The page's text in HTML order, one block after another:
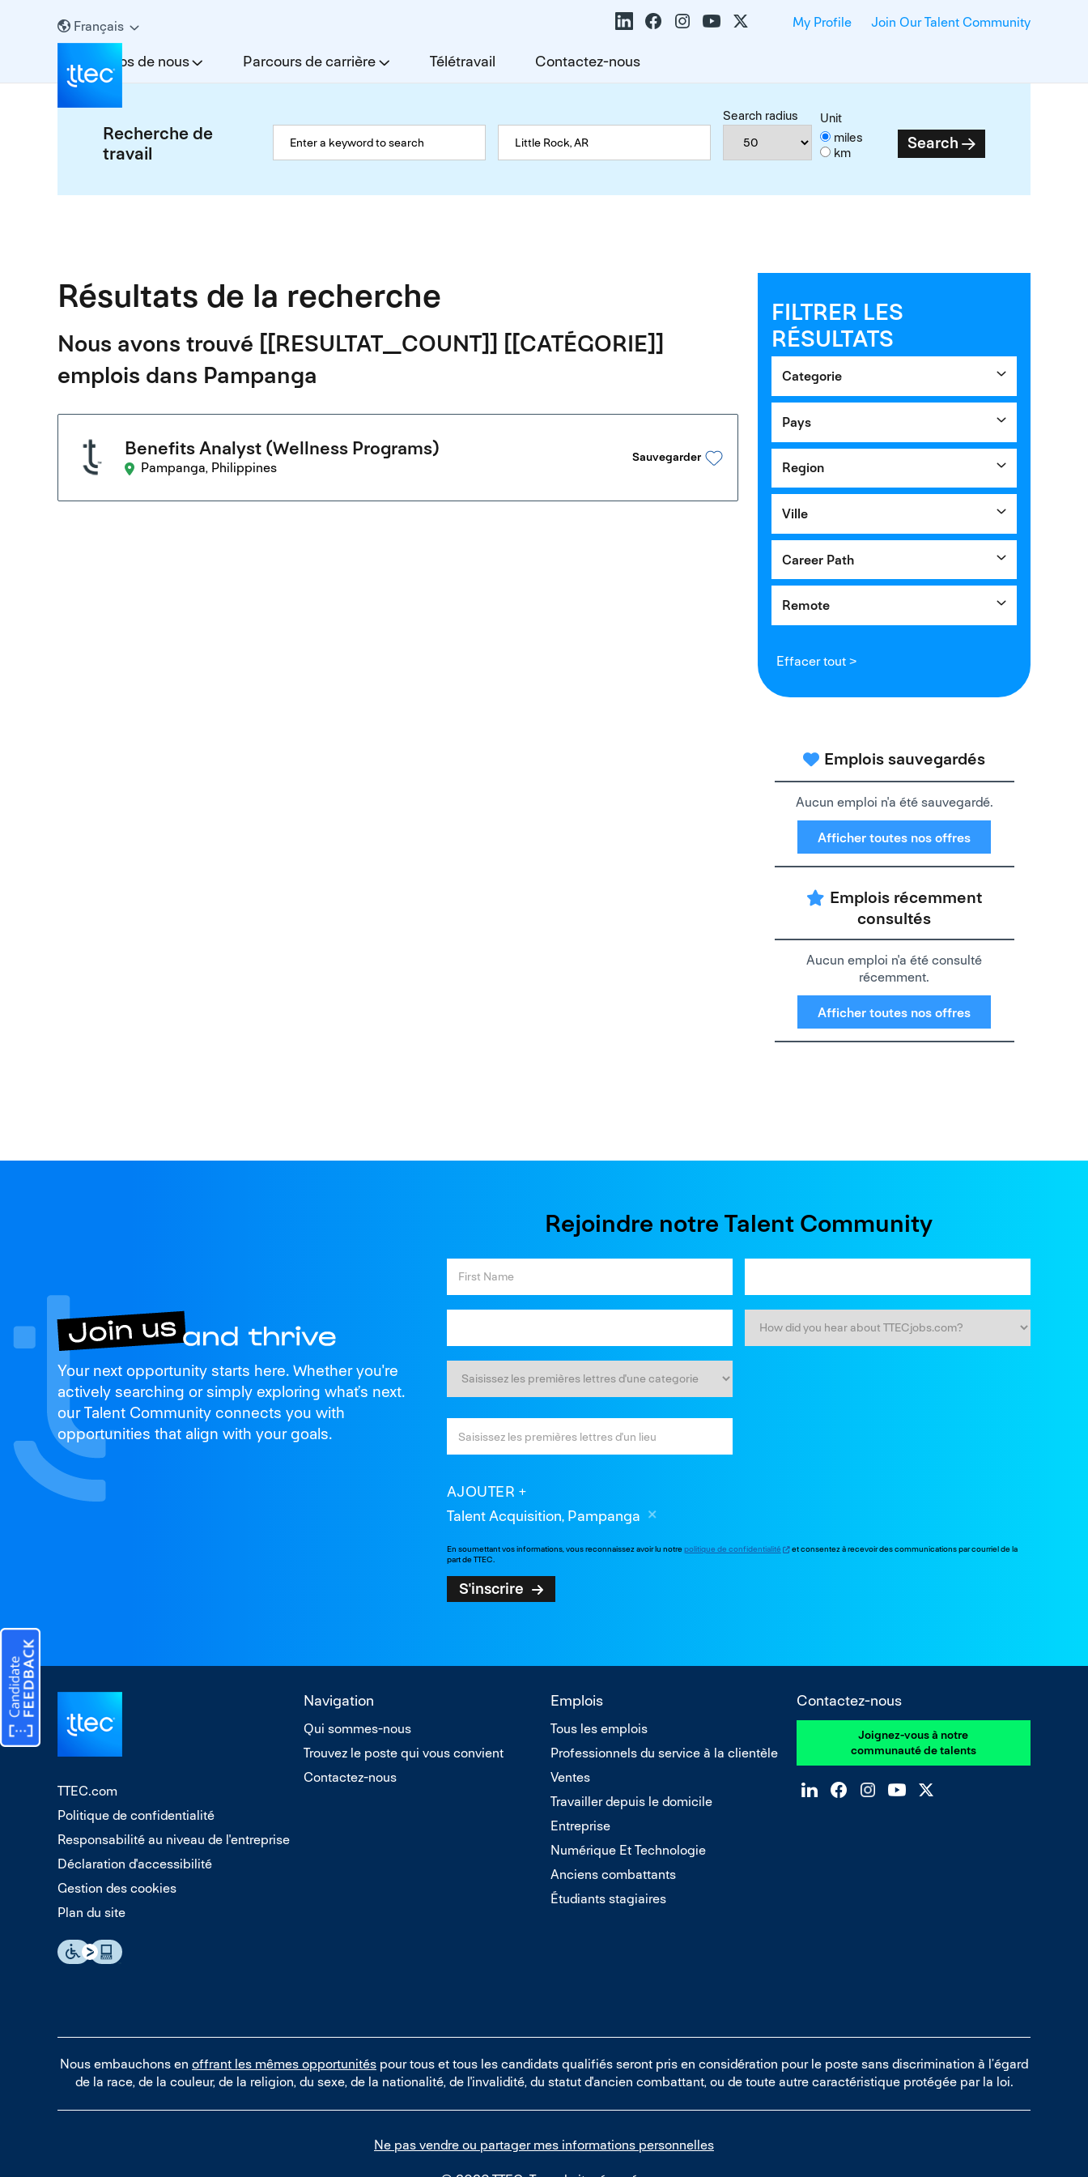
Français My Profile Join Our Talent Community
À propos de nous Parcours de carrière Télétravail Contactez-nous
Recherche de
travail
Search radius
Unit
miles
km
Search
Résultats de la recherche
Nous avons trouvé [[RESULTAT_COUNT]] [[CATÉGORIE]]
emplois dans Pampanga
Benefits Analyst (Wellness Programs)
Pampanga, Philippines
Sauvegarder
FILTRER LES
RÉSULTATS
Categorie
Pays
Region
Ville
Career Path
Remote
Effacer tout >
Emplois sauvegardés
Aucun emploi n'a été sauvegardé.
Afficher toutes nos offres
Emplois récemment
consultés
Aucun emploi n'a été consulté
récemment.
Afficher toutes nos offres
Join us
and thrive
Your next opportunity starts here. Whether you're
actively searching or simply exploring what’s next.
our Talent Community connects you with
opportunities that align with your goals.
Rejoindre notre Talent Community
AJOUTER
Talent Acquisition, Pampanga
En soumettant vos informations, vous reconnaissez avoir lu notrepolitique de confidentialité
et consentez à recevoir des communications par courriel de la
part de TTEC.
S'inscrire
TTEC.com
Politique de confidentialité
Responsabilité au niveau de l'entreprise
Déclaration d'accessibilité
Gestion des cookies
Plan du site
Navigation
Qui sommes-nous
Trouvez le poste qui vous convient
Contactez-nous
Emplois
Tous les emplois
Professionnels du service à la clientèle
Ventes
Travailler depuis le domicile
Entreprise
Numérique Et Technologie
Anciens combattants
Étudiants stagiaires
Contactez-nous
Joignez-vous à notre
communauté de talents
Nous embauchons en offrant les mêmes opportunités pour tous et tous les candidats qualifiés seront pris en considération pour le poste sans discrimination à l’égard
de la race, de la couleur, de la religion, du sexe, de la nationalité, de l'invalidité, du statut d'ancien combattant, ou de toute autre caractéristique protégée par la loi.
Ne pas vendre ou partager mes informations personnelles